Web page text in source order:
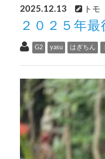
2025.12.13 トモ
２０２５年
G2 yasu はぎちん